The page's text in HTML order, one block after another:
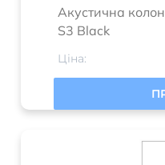
Акустична
S3 Black
Ціна: